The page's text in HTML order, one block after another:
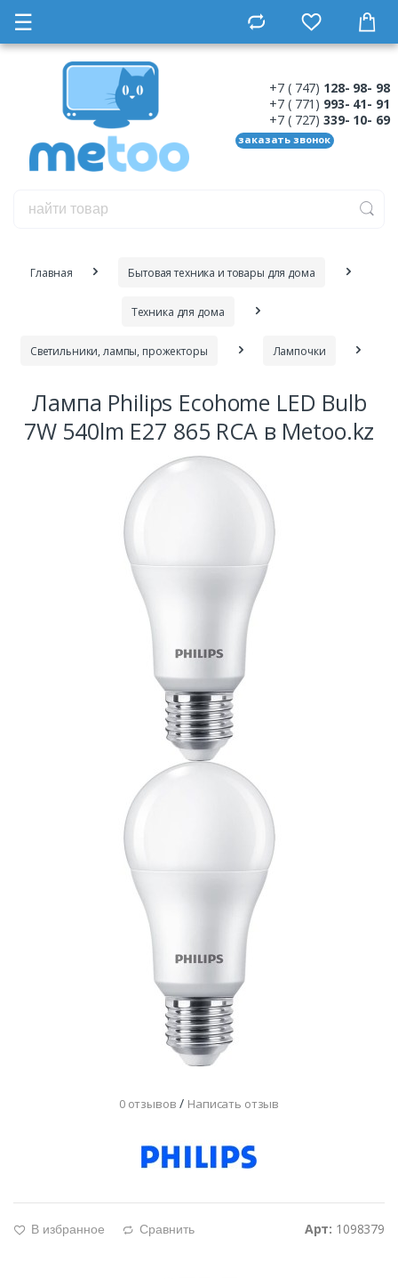
☰
+7 ( 747) 128- 98- 98
+7 ( 771) 993- 41- 91
+7 ( 727) 339- 10- 69
заказать звонок
Главная Бытовая техника и товары для дома
Техника для дома
Cветильники, лампы, прожекторы Лампочки
Лампа Philips Ecohome LED Bulb
7W 540lm E27 865 RCA в Metoo.kz
0 отзывов / Написать отзыв
Арт: 1098379
g В избранное d Сравнить